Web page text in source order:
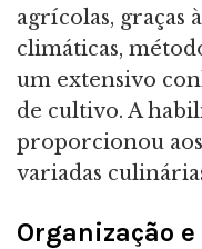
agrícolas, graças
climáticas,
um extensivo
de cultivo. A
proporcionou aos
variadas
Organização